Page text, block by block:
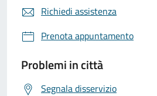
Richiedi assistenza
Prenota appuntamento
Problemi in città
Segnala disservizio